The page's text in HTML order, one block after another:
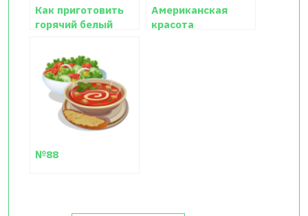
Как приготовить
горячий белый
Американская
красота
№88